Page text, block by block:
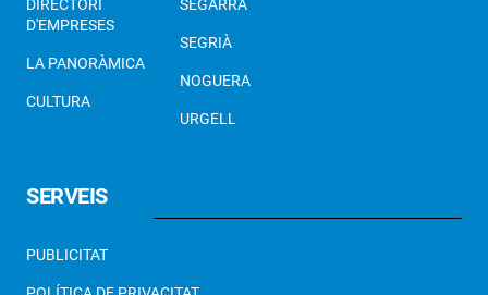
DIRECTORI
D'EMPRESES
LA PANORÀMICA
CULTURA
SEGARRA
SEGRIÀ
NOGUERA
URGELL
SERVEIS
PUBLICITAT